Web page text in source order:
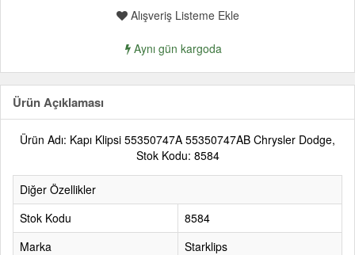
Alışveriş Listeme Ekle
Aynı gün kargoda
Ürün Açıklaması
Ürün Adı: Kapı Klipsi 55350747A 55350747AB Chrysler Dodge,
Stok Kodu: 8584
Diğer Özellikler
Stok Kodu
8584
Marka
Starklips